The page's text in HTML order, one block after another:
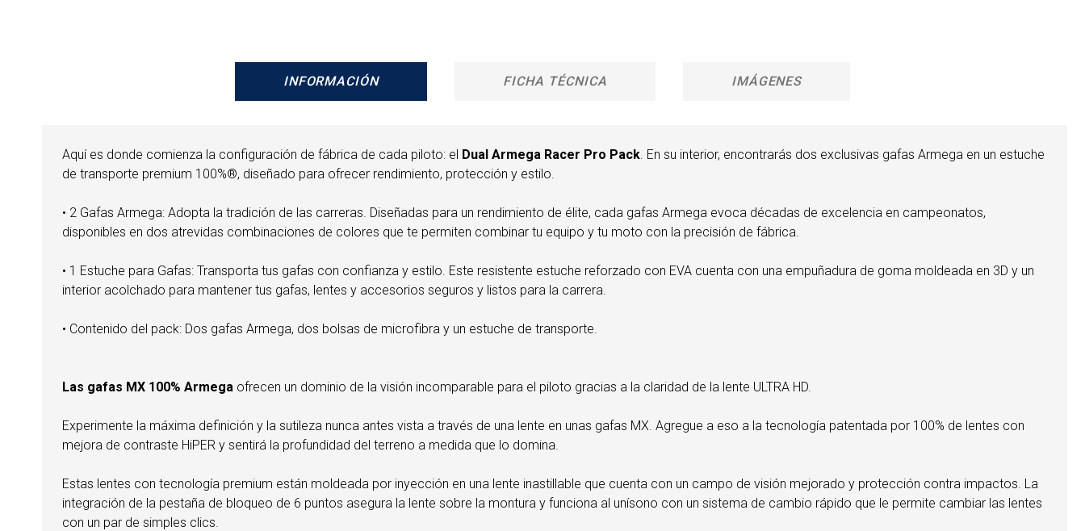
INFORMACIÓN FICHA TÉCNICA IMÁGENES
Aquí es donde comienza la configuración de fábrica de cada piloto: el Dual Armega Racer Pro Pack. En su interior, encontrarás dos exclusivas gafas Armega en un estuche
de transporte premium 100%®, diseñado para ofrecer rendimiento, protección y estilo.
• 2 Gafas Armega: Adopta la tradición de las carreras. Diseñadas para un rendimiento de élite, cada gafas Armega evoca décadas de excelencia en campeonatos,
disponibles en dos atrevidas combinaciones de colores que te permiten combinar tu equipo y tu moto con la precisión de fábrica.
• 1 Estuche para Gafas: Transporta tus gafas con confianza y estilo. Este resistente estuche reforzado con EVA cuenta con una empuñadura de goma moldeada en 3D y un
interior acolchado para mantener tus gafas, lentes y accesorios seguros y listos para la carrera.
• Contenido del pack: Dos gafas Armega, dos bolsas de microfibra y un estuche de transporte.
Las gafas MX 100% Armega ofrecen un dominio de la visión incomparable para el piloto gracias a la claridad de la lente ULTRA HD.
Experimente la máxima definición y la sutileza nunca antes vista a través de una lente en unas gafas MX. Agregue a eso a la tecnología patentada por 100% de lentes con
mejora de contraste HiPER y sentirá la profundidad del terreno a medida que lo domina.
Estas lentes con tecnología premium están moldeada por inyección en una lente inastillable que cuenta con un campo de visión mejorado y protección contra impactos. La
integración de la pestaña de bloqueo de 6 puntos asegura la lente sobre la montura y funciona al unísono con un sistema de cambio rápido que le permite cambiar las lentes
con un par de simples clics.